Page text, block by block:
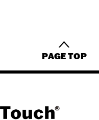
PAGE TOP